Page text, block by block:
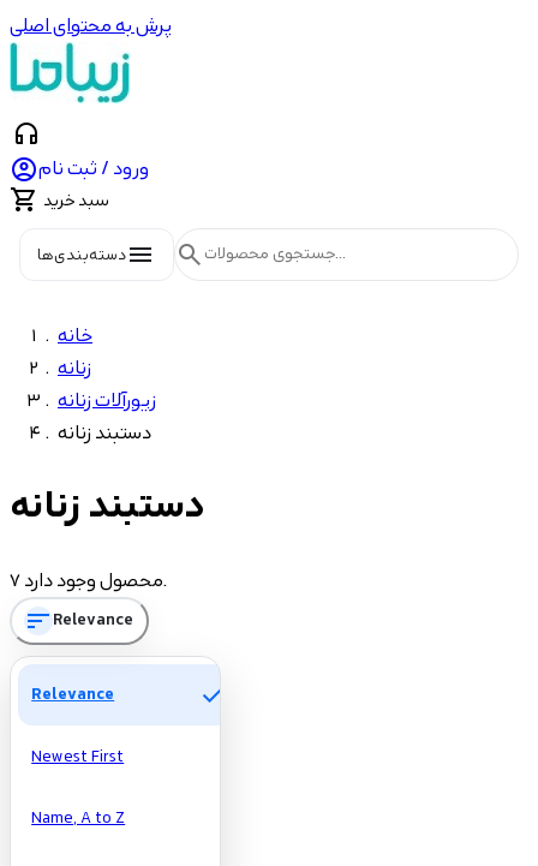
پرش به محتوای اصلی
headphones
ورود / ثبت نام
 سبد خرید
menuدسته‌بندی‌ها search
خانه
زنانه
زیورآلات زنانه
دستبند زنانه
تومان
تومان
Manufacturers
دستبند زنانه
7 محصول وجود دارد.
sortRelevance
Relevance check
Newest First
Name, A to Z